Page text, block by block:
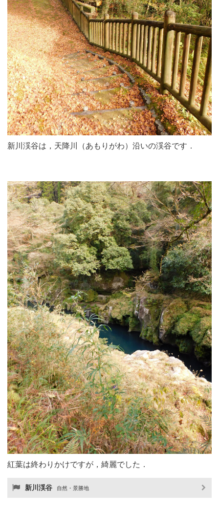
新川渓谷は，天降川（あもりがわ）沿いの渓谷です．
紅葉は終わりかけですが，綺麗でした．
新川渓谷 自然・景勝地